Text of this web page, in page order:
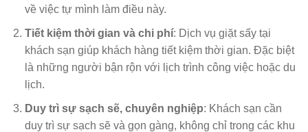
về việc tự mình làm điều này.
Tiết kiệm thời gian và chi phí: Dịch vụ giặt sấy tại
khách sạn giúp khách hàng tiết kiệm thời gian. Đặc biệt
là những người bận rộn với lịch trình công việc hoặc du
lịch.
Duy trì sự sạch sẽ, chuyên nghiệp: Khách sạn cần
duy trì sự sạch sẽ và gọn gàng, không chỉ trong các khu